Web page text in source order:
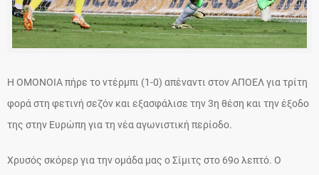
Η ΟΜΟΝΟΙΑ πήρε το ντέρμπι (1-0) απέναντι στον ΑΠΟΕΛ για τρίτη
φορά στη φετινή σεζόν και εξασφάλισε την 3η θέση και την έξοδο
της στην Ευρώπη για τη νέα αγωνιστική περίοδο.
Χρυσός σκόρερ για την ομάδα μας ο Σίμιτς στο 69ο λεπτό. Ο